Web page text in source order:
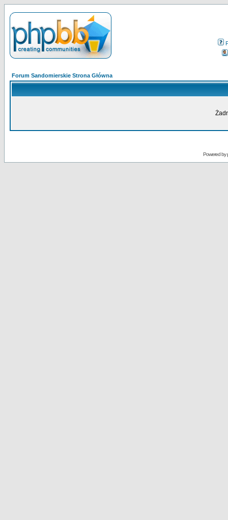
Forum Sandomierskie Strona Główna
Powered by